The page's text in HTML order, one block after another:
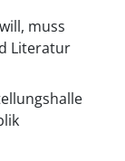
muss
Literatur